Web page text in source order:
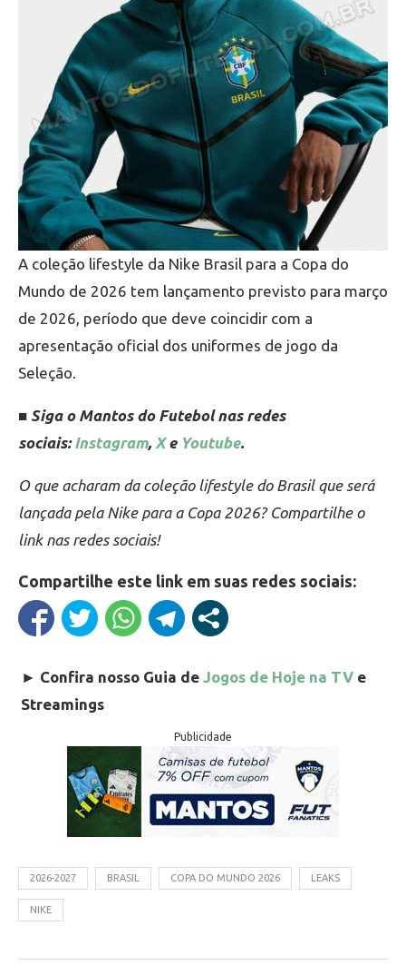
A coleção lifestyle da Nike Brasil para a Copa do
Mundo de 2026 tem lançamento previsto para março
de 2026, período que deve coincidir com a
apresentação oficial dos uniformes de jogo da
Seleção.
■ Siga o Mantos do Futebol nas redes
sociais:Instagram, Xe Youtube.
O que acharam da coleção lifestyle do Brasil que será
lançada pela Nike para a Copa 2026? Compartilhe o
link nas redes sociais!
Compartilhe este link em suas redes sociais:
► Confira nosso Guia de Jogos de Hoje na TV e
Streamings
Publicidade
2026-2027 BRASIL COPA DO MUNDO 2026 LEAKS
NIKE